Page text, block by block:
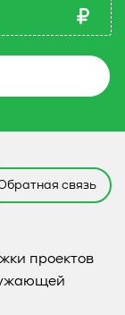
связь
проектов